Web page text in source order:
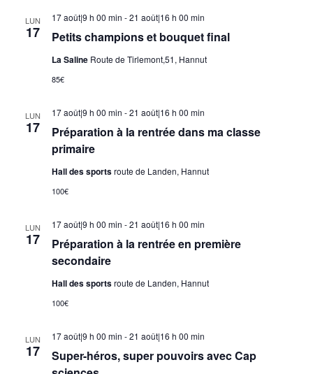
LUN
17 Petits champions et bouquet final
17 août|9 h 00 min -21 août|16 h 00 min
La Saline Route de Tirlemont,51, Hannut
85€
LUN
17
Préparation à la rentrée dans ma classe
primaire
17 août|9 h 00 min -21 août|16 h 00 min
Hall des sportsroute de Landen, Hannut
100€
LUN
17
Préparation à la rentrée en première
secondaire
17 août|9 h 00 min -21 août|16 h 00 min
Hall des sportsroute de Landen, Hannut
100€
LUN
17
Super-héros, super pouvoirs avec Cap
17 août|9 h 00 min -21 août|16 h 00 min